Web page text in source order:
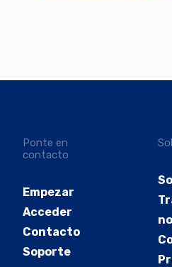
Ponte en
contacto
Empezar
Acceder
Contacto
Soporte